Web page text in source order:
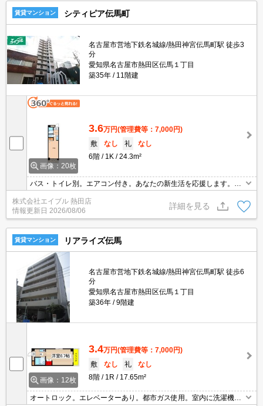
賃貸マンション シティピア伝馬町
名古屋市営地下鉄名城線/熱田神宮伝馬町駅 徒歩3
分
愛知県名古屋市熱田区伝馬１丁目
築35年
11階建
画像：20枚
3.6万円(管理費等：7,000円)
敷
なし 礼
なし
6階
1K 24.3m²
バス・トイレ別。エアコン付き。あなたの新生活を応援します。保
株式会社エイブル 熱田店
情報更新日 2026/08/06
詳細を見る
賃貸マンション リアライズ伝馬
名古屋市営地下鉄名城線/熱田神宮伝馬町駅 徒歩6
分
愛知県名古屋市熱田区伝馬１丁目
築36年
9階建
画像：12枚
3.4万円(管理費等：7,000円)
敷
なし 礼
なし
8階
1R 17.65m²
オートロック。エレベーターあり。都市ガス使用。室内に洗濯機置